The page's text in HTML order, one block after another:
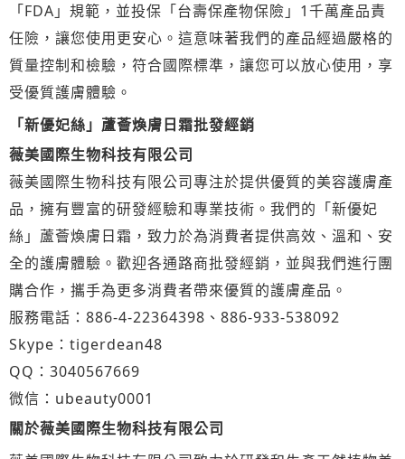
「FDA」規範，並投保「台壽保產物保險」1千萬產品責
任險，讓您使用更安心。這意味著我們的產品經過嚴格的
質量控制和檢驗，符合國際標準，讓您可以放心使用，享
受優質護膚體驗。
「新優妃絲」蘆薈煥膚日霜批發經銷
薇美國際生物科技有限公司
薇美國際生物科技有限公司專注於提供優質的美容護膚產
品，擁有豐富的研發經驗和專業技術。我們的「新優妃
絲」蘆薈煥膚日霜，致力於為消費者提供高效、溫和、安
全的護膚體驗。歡迎各通路商批發經銷，並與我們進行團
購合作，攜手為更多消費者帶來優質的護膚產品。
服務電話：886-4-22364398、886-933-538092
Skype：tigerdean48
QQ：3040567669
微信：ubeauty0001
關於薇美國際生物科技有限公司